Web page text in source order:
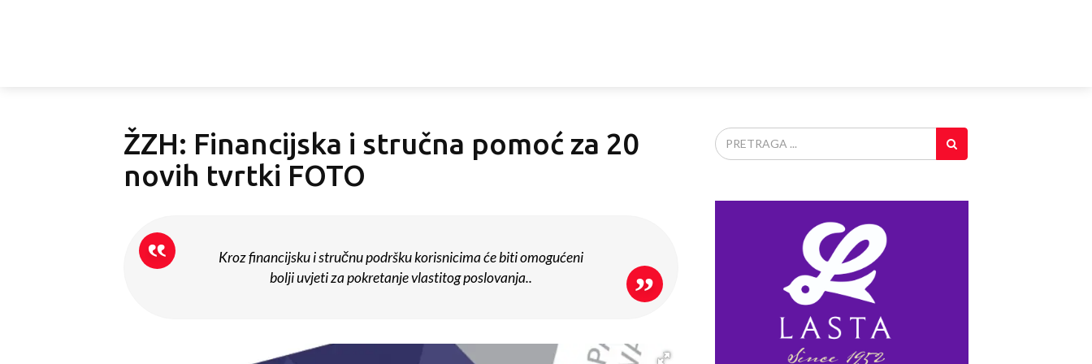
ŽZH: Financijska i stručna pomoć za 20
novih tvrtki FOTO
Kroz financijsku i stručnu podršku korisnicima će biti omogućeni
bolji uvjeti za pokretanje vlastitog poslovanja..